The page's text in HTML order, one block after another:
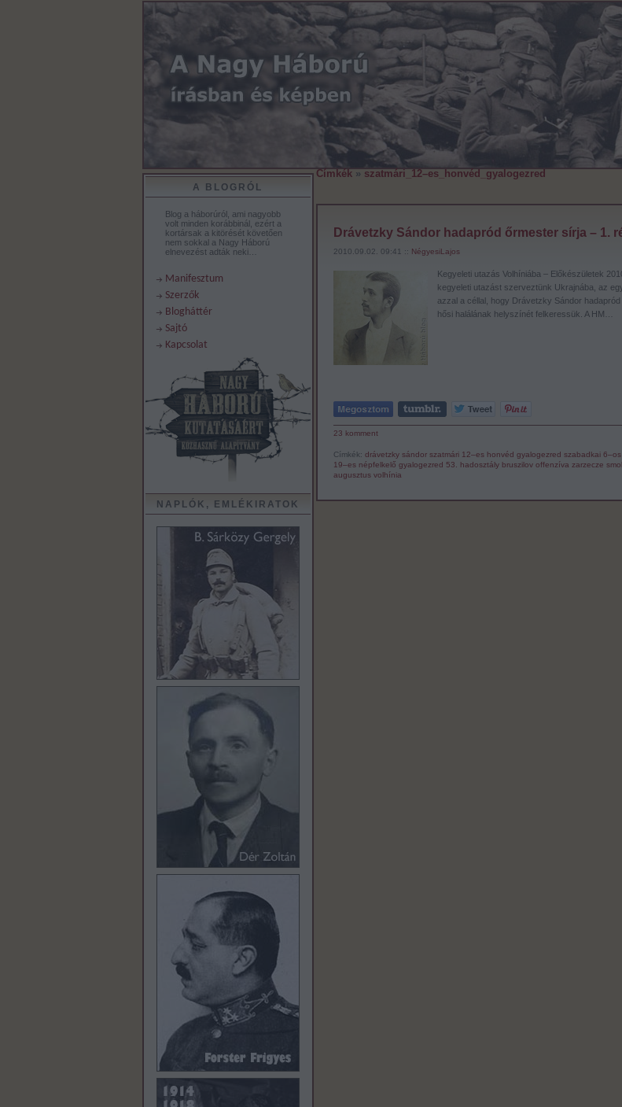
A BLOGRÓL
Blog a háborúról, ami nagyobb
volt minden korábbinál, ezért a
kortársak a kitörését követően
nem sokkal a Nagy Háború
elnevezést adták neki…
Manifesztum
Szerzők
Blogháttér
Sajtó
Kapcsolat
NAPLÓK, EMLÉKIRATOK
Címkék» szatmári_12–es_honvéd_gyalogezred
Drávetzky Sándor hadapród őrmester sírja – 1.
2010.09.02. 09:41 :: NégyesiLajos
Kegyeleti utazás Volhíniába – Előkészületek
kegyeleti utazást szerveztünk Ukrajnába, az
azzal a céllal, hogy Drávetzky Sándor
hősi halálának helyszínét felkeressük. A HM…
23 komment
Címkék: drávetzky sándor szatmári 12–es honvéd gyalogezred szabadkai
19–es népfelkelő gyalogezred 53. hadosztály bruszilov offenzíva zarzecze
augusztus volhínia